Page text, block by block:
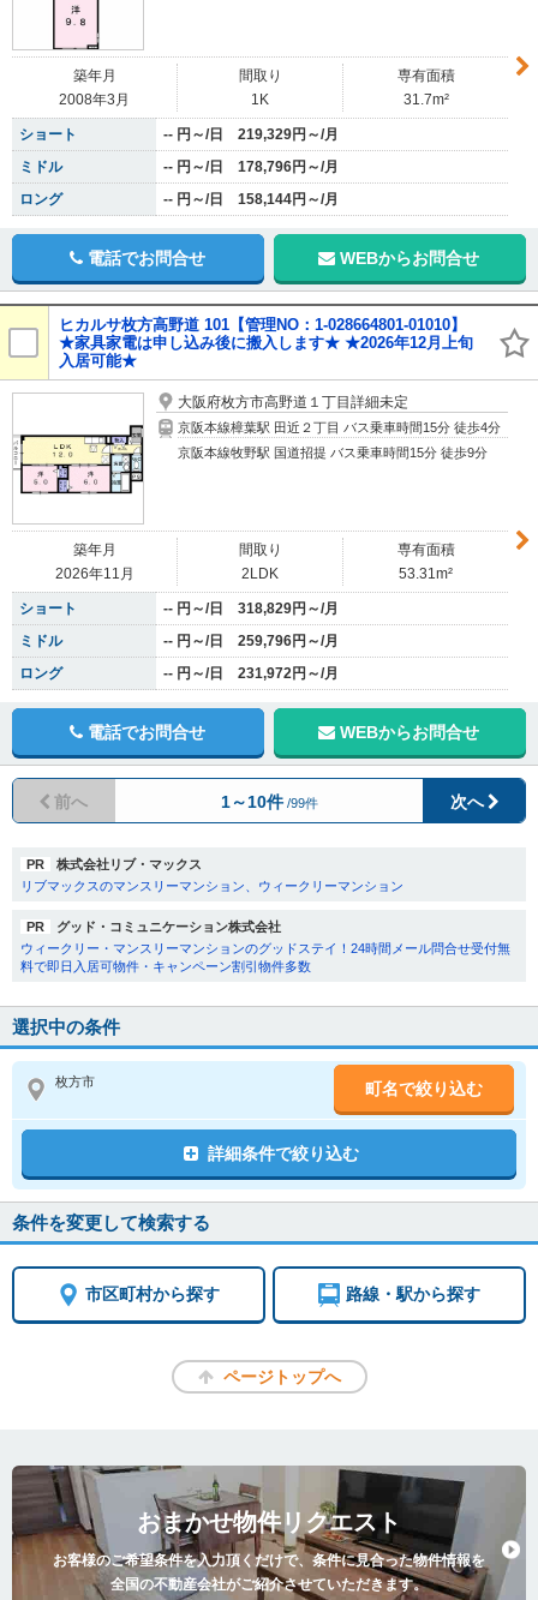
築年月
2008年3月
間取り
1K
専有面積
31.7m²
ショート
-- 円～/日 219,329円～/月
ミドル
-- 円～/日 178,796円～/月
ロング
-- 円～/日 158,144円～/月
電話でお問合せ WEBからお問合せ
ヒカルサ枚方高野道 101【管理NO：1-028664801-01010】
★家具家電は申し込み後に搬入します★ ★2026年12月上旬
入居可能★
大阪府枚方市高野道１丁目詳細未定
京阪本線樟葉駅 田近２丁目 バス乗車時間15分 徒歩4分
京阪本線牧野駅 国道招提 バス乗車時間15分 徒歩9分
築年月
2026年11月
間取り
2LDK
専有面積
53.31m²
ショート
-- 円～/日 318,829円～/月
ミドル
-- 円～/日 259,796円～/月
ロング
-- 円～/日 231,972円～/月
電話でお問合せ WEBからお問合せ
前へ 次へ
1～10件 /99件
PR
株式会社リブ・マックス
リブマックスのマンスリーマンション、ウィークリーマンション
PR
グッド・コミュニケーション株式会社
ウィークリー・マンスリーマンションのグッドステイ！24時間メール問合せ受付無
料で即日入居可物件・キャンペーン割引物件多数
選択中の条件
枚方市 町名で絞り込む
詳細条件で絞り込む
条件を変更して検索する
市区町村から探す 路線・駅から探す
ページトップへ
おまかせ物件リクエスト
お客様のご希望条件を入力頂くだけで、条件に見合った物件情報を
全国の不動産会社がご紹介させていただきます。